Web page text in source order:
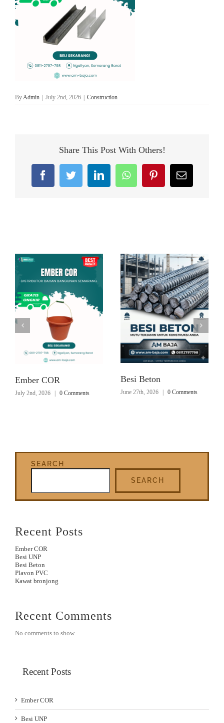
ByAdmin July 2nd, 2026 Construction
Share This Post With Others!
FacebookTwitterLinkedInWhatsAppPinterestEmail
Ember COR
July 2nd, 2026 | 0 Comments
Besi Beton
June 27th, 2026 0 Comments
SEARCH
SEARCH
Recent Posts
Ember COR
Besi UNP
Besi Beton
Plavon PVC
Kawat bronjong
Recent Comments
No comments to show.
Recent Posts
Ember COR
Besi UNP